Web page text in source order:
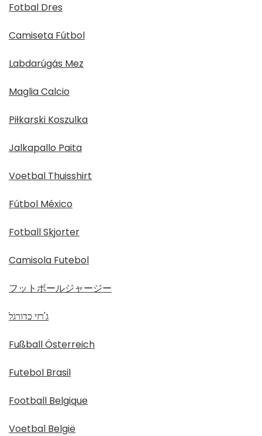
Fotbal Dres
Camiseta Fútbol
Labdarúgás Mez
Maglia Calcio
Piłkarski Koszulka
Jalkapallo Paita
Voetbal Thuisshirt
Fútbol México
Fotball Skjorter
Camisola Futebol
フットボールジャージー
ג'רזי כדורגל
Fußball Österreich
Futebol Brasil
Football Belgique
Voetbal België